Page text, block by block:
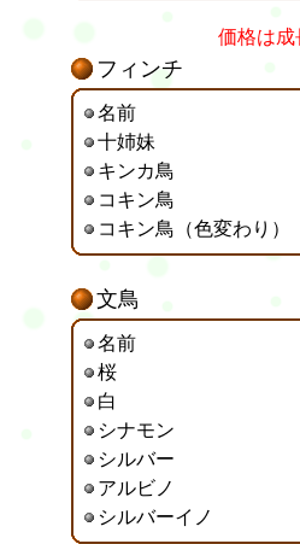
価格は成
フィンチ
名前
十姉妹
キンカ鳥
コキン鳥
コキン鳥（色変わり）
文鳥
名前
桜
白
シナモン
シルバー
アルビノ
シルバーイノ